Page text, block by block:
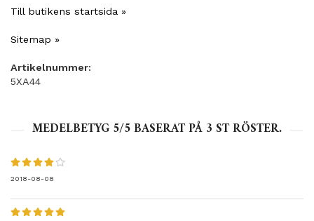
Till butikens startsida »
Sitemap »
Artikelnummer:
5XA44
MEDELBETYG 5/5 BASERAT PÅ 3 ST RÖSTER.
2018-08-08